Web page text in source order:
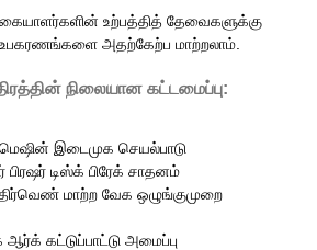
உற்பத்தித் தேவைகளுக்கு
அதற்கேற்ப மாற்றலாம்.
நிலையான கட்டமைப்பு:
இடைமுக செயல்பாடு
பிரஷர் டிஸ்க் பிரேக் சாதனம்
மாற்ற வேக ஒழுங்குமுறை
கட்டுப்பாட்டு அமைப்பு